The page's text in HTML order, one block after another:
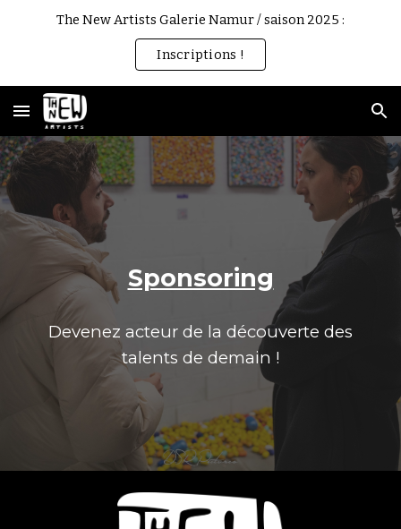
The New Artists Galerie Namur / saison 2025 :
Inscriptions !
Sponsoring
Devenez acteur de la découverte des
talents de demain !